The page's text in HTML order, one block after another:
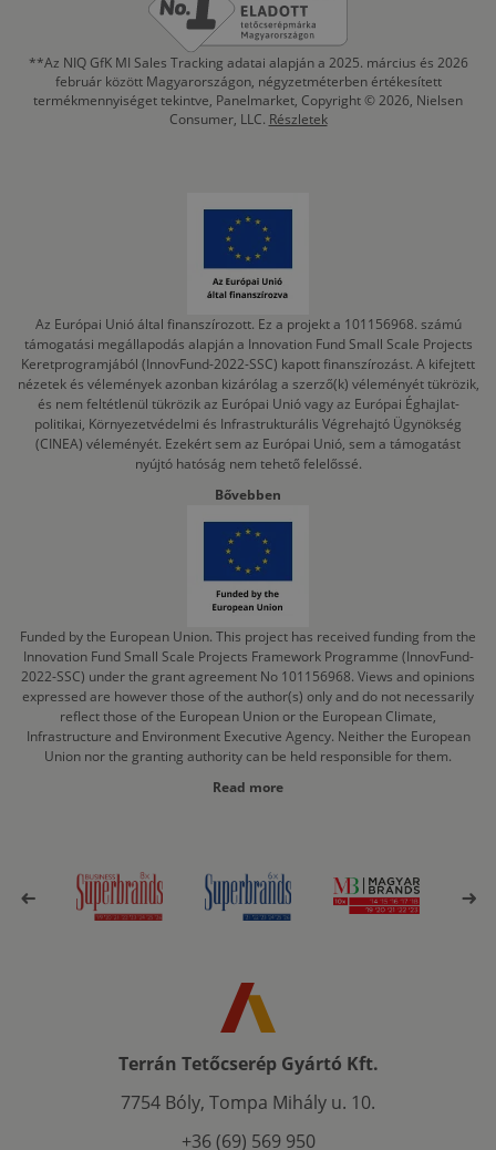
**Az NIQ GfK MI Sales Tracking adatai alapján a 2025. március és 2026
február között Magyarországon, négyzetméterben értékesített
termékmennyiséget tekintve, Panelmarket, Copyright © 2026, Nielsen
Consumer, LLC. Részletek
Az Európai Unió által finanszírozott. Ez a projekt a 101156968. számú
támogatási megállapodás alapján a Innovation Fund Small Scale Projects
Keretprogramjából (InnovFund-2022-SSC) kapott finanszírozást. A kifejtett
nézetek és vélemények azonban kizárólag a szerző(k) véleményét tükrözik,
és nem feltétlenül tükrözik az Európai Unió vagy az Európai Éghajlat-
politikai, Környezetvédelmi és Infrastrukturális Végrehajtó Ügynökség
(CINEA) véleményét. Ezekért sem az Európai Unió, sem a támogatást
nyújtó hatóság nem tehető felelőssé.
Bővebben
Funded by the European Union. This project has received funding from the
Innovation Fund Small Scale Projects Framework Programme (InnovFund-
2022-SSC) under the grant agreement No 101156968. Views and opinions
expressed are however those of the author(s) only and do not necessarily
reflect those of the European Union or the European Climate,
Infrastructure and Environment Executive Agency. Neither the European
Union nor the granting authority can be held responsible for them.
Read more
Terrán Tetőcserép Gyártó Kft.
7754 Bóly, Tompa Mihály u. 10.
+36 (69) 569 950